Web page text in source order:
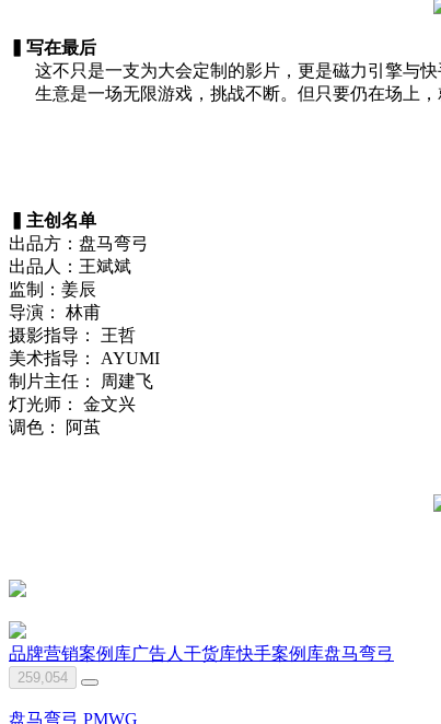
▍写在最后
这不只是一支为大会定制的影片，更是磁力引擎与快
生意是一场无限游戏，挑战不断。但只要仍在场上，
▍主创名单
出品方：盘马弯弓
出品人：王斌斌
监制：姜辰
导演： 林甫
摄影指导： 王哲
美术指导： AYUMI
制片主任： 周建飞
灯光师： 金文兴
调色： 阿茧
品牌营销案例库广告人干货库快手案例库盘马弯弓
259,054
盘马弯弓 PMWG